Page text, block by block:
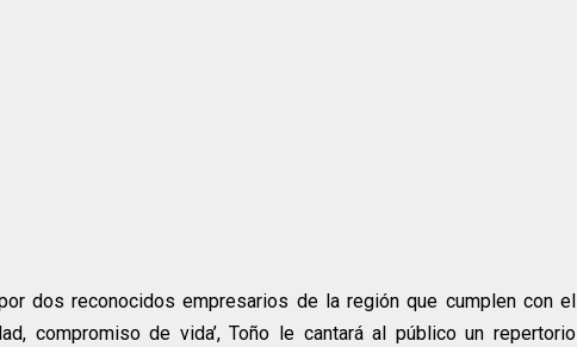
dos reconocidos empresarios de la región que cumplen con el
compromiso de vida’, Toño le cantará al público un repertorio